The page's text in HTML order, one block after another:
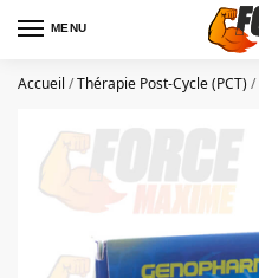
MENU
Accueil /Thérapie Post-Cycle (PCT)/